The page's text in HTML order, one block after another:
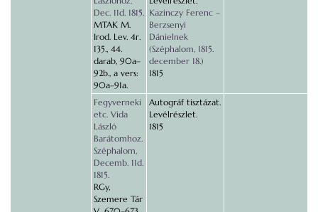
Dec. 11d. 1815.
MTAK M.
Irod. Lev. 4r.
135., 44.
darab, 90a–
92b., a vers:
90a–91a.
Kazinczy Ferenc –
Berzsenyi
Dánielnek
(Széphalom, 1815.
december 18.)
1815
Fegyverneki
etc. Vida
László
Barátomhoz.
Széphalom,
Decemb. 11d.
1815.
RGy,
Szemere Tár
Autográf tisztázat.
Levélrészlet.
1815